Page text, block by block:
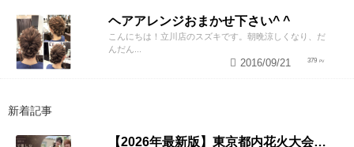
ヘアアレンジおまかせ下さい^ ^
こんにちは！立川店のスズキです。朝晩涼しくなり、だ
んだん...
379
2016/09/21
新着記事
【2026年最新版】東京都内花火大会まとめ｜浴衣着付け・ヘアセットならZESTへ